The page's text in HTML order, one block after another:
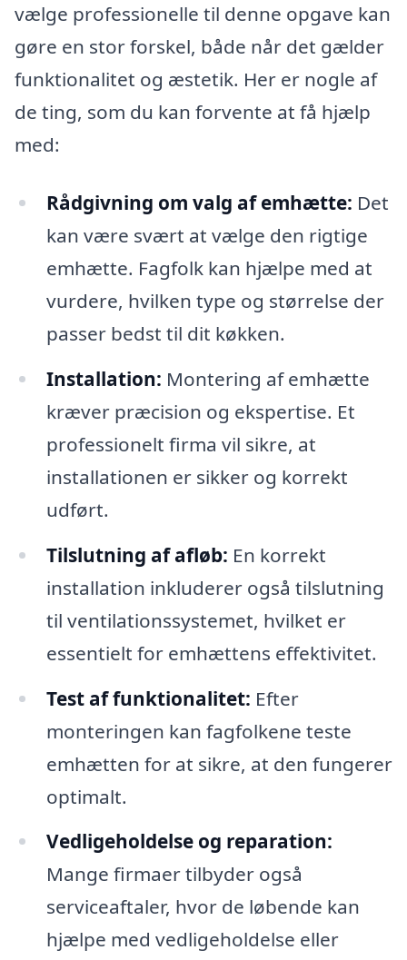
vælge professionelle til denne opgave kan
gøre en stor forskel, både når det gælder
funktionalitet og æstetik. Her er nogle af
de ting, som du kan forvente at få hjælp
med:
Rådgivning om valg af emhætte: Det
kan være svært at vælge den rigtige
emhætte. Fagfolk kan hjælpe med at
vurdere, hvilken type og størrelse der
passer bedst til dit køkken.
Installation: Montering af emhætte
kræver præcision og ekspertise. Et
professionelt firma vil sikre, at
installationen er sikker og korrekt
udført.
Tilslutning af afløb: En korrekt
installation inkluderer også tilslutning
til ventilationssystemet, hvilket er
essentielt for emhættens effektivitet.
Test af funktionalitet: Efter
monteringen kan fagfolkene teste
emhætten for at sikre, at den fungerer
optimalt.
Vedligeholdelse og reparation:
Mange firmaer tilbyder også
serviceaftaler, hvor de løbende kan
hjælpe med vedligeholdelse eller